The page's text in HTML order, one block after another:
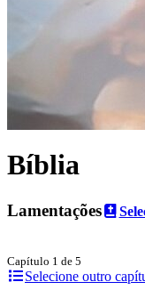
Bíblia
Lamentações
Capítulo 1 de 5
Selecione outro